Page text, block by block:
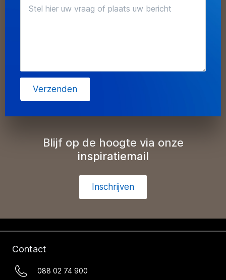
Verzenden
Blijf op de hoogte via onze
inspiratiemail
Inschrijven
Contact
088 02 74 900